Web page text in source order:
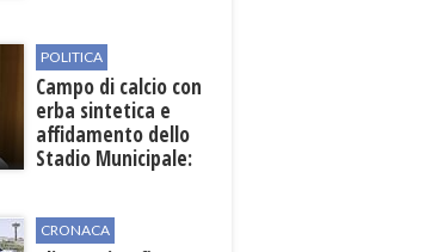
manifestazione
POLITICA
Campo di calcio con
erba sintetica e
affidamento dello
Stadio Municipale:
CRONACA